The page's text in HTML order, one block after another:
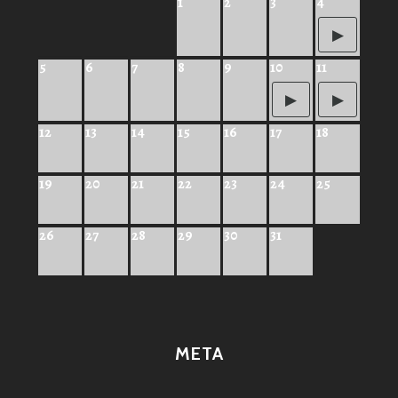
5 6 7 8 9 10 11
12 13 14 15 16 17 18
19 20 21 22 23 24 25
26 27 28 29 30 31
META